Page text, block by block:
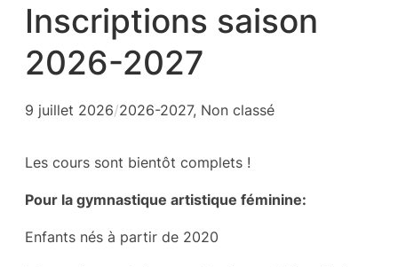
Inscriptions saison
2026-2027
9 juillet 2026/2026-2027, Non classé
Les cours sont bientôt complets !
Pour la gymnastique artistique féminine:
Enfants nés à partir de 2020